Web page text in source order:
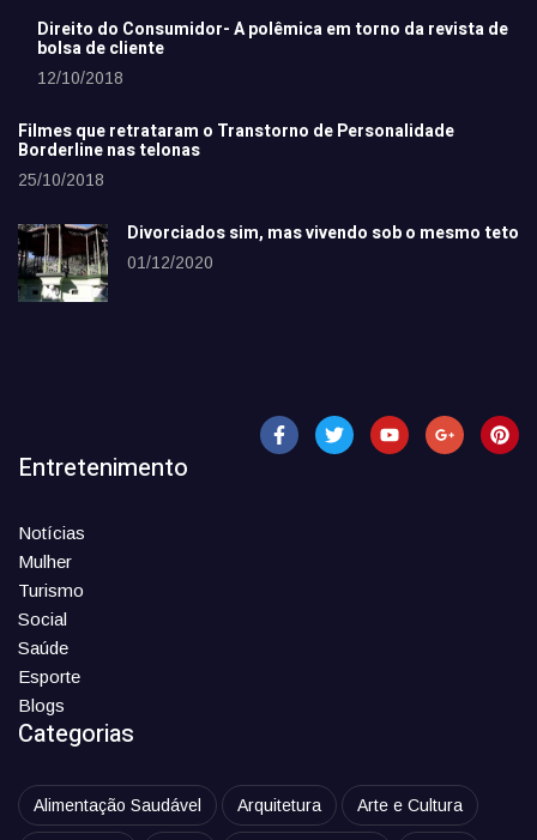
Direito do Consumidor- A polêmica em torno da revista de
bolsa de cliente
12/10/2018
Filmes que retrataram o Transtorno de Personalidade
Borderline nas telonas
25/10/2018
Divorciados sim, mas vivendo sob o mesmo teto
01/12/2020
Entretenimento
Notícias
Mulher
Turismo
Social
Saúde
Esporte
Blogs
Categorias
Alimentação Saudável Arquitetura Arte e Cultura